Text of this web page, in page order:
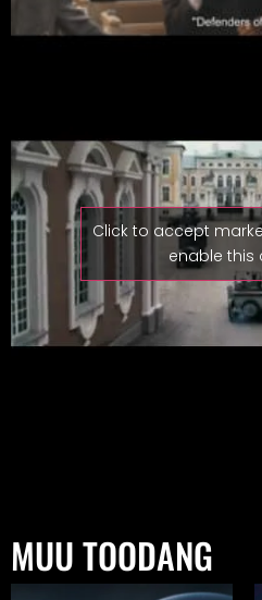
Click to accept
enable this
MUU TOODANG